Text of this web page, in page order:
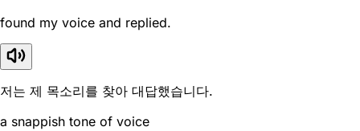
found my voice and replied.
저는 제 목소리를 찾아 대답했습니다.
a snappish tone of voice